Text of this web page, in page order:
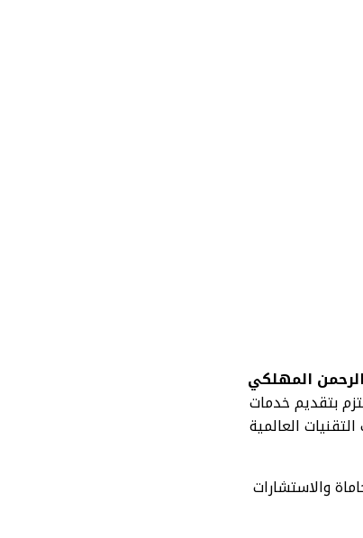
المهلكي
بتقديم خدمات
العالمية
والاستشارات